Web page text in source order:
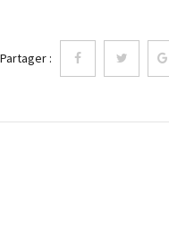
Partager :